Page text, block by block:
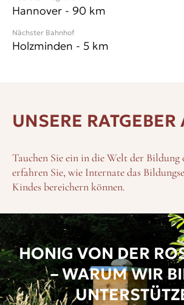
STARKE FÜHRUNG, KLARE
Eine engagierte und ausgesprochen
Hannover - 90 km
Nächster Bahnhof
Holzminden - 5 km
UNSERE RATGEBER
Tauchen Sie ein in die Welt der Bildung
erfahren Sie, wie Internate das
Kindes bereichern können.
HONIG VON DER
– WARUM WIR